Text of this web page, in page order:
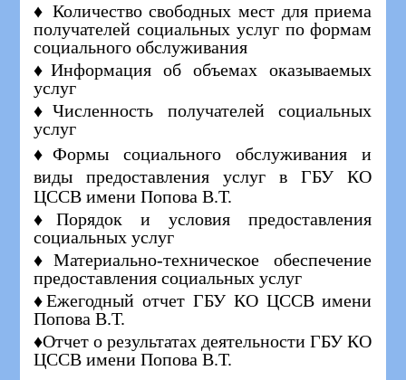
♦ Количество свободных мест для приема
получателей социальных услуг по формам
социального обслуживания
♦Информация об объемах оказываемых
услуг
♦Численность получателей социальных
услуг
♦Формы социального обслуживания и
виды предоставления услуг вГБУ КО
ЦССВ имени Попова В.Т.
♦Порядок и условия предоставления
социальных услуг
♦Материально-техническое обеспечение
предоставления социальных услуг
♦Ежегодный отчет ГБУ КО ЦССВ имени
Попова В.Т.
♦Отчет о результатах деятельности ГБУ КО
ЦССВ имени Попова В.Т.